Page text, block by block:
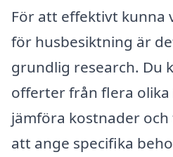
För att effektivt kunna
för husbesiktning är
grundlig research. Du
offerter från flera
jämföra kostnader och
att ange specifika